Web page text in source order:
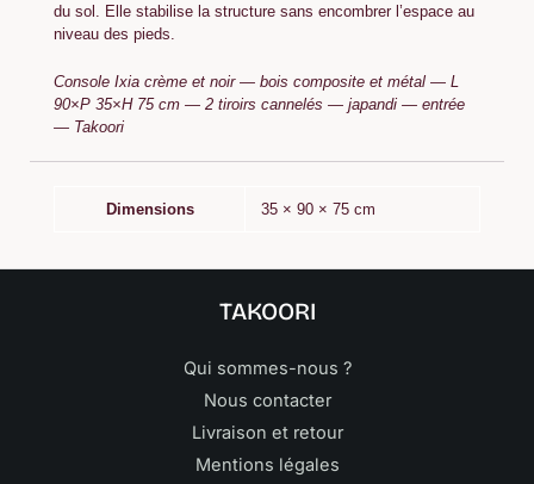
du sol. Elle stabilise la structure sans encombrer l’espace au
niveau des pieds.
Console Ixia crème et noir — bois composite et métal — L
90×P 35×H 75 cm — 2 tiroirs cannelés — japandi — entrée
— Takoori
Dimensions 35 × 90 × 75 cm
TAKOORI
Qui sommes-nous ?
Nous contacter
Livraison et retour
Mentions légales